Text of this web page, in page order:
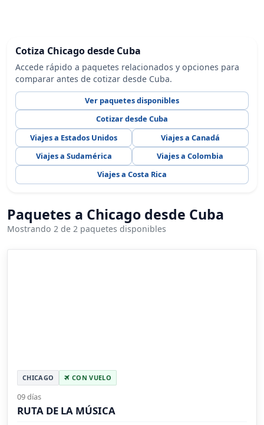
Cotiza Chicago desde Cuba
Accede rápido a paquetes relacionados y opciones para
comparar antes de cotizar desde Cuba.
Ver paquetes disponibles
Cotizar desde Cuba
Viajes a Estados Unidos
Viajes a Canadá
Viajes a Sudamérica
Viajes a Colombia
Viajes a Costa Rica
Paquetes a Chicago desde Cuba
Mostrando 2 de 2 paquetes disponibles
CHICAGO CON VUELO
09 días
RUTA DE LA MÚSICA